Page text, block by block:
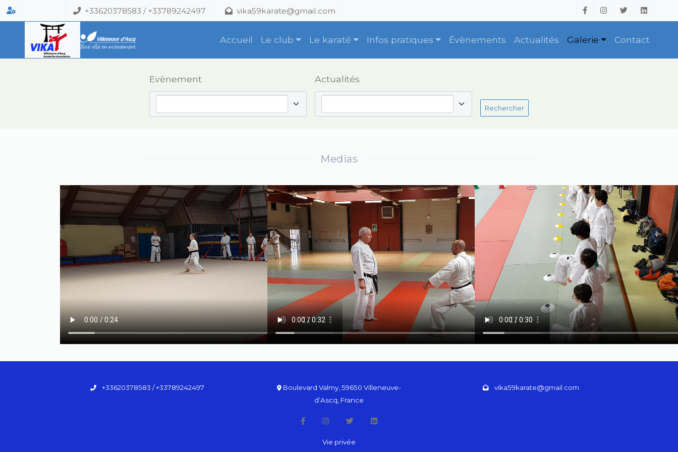
+33620378583 / +33789242497 vika59karate@gmail.com
Accueil Le club Le karaté Infos pratiques Évènements Actualités Galerie Contact
Evènement Actualités
Rechercher
Medias
+33620378583 / +33789242497
Boulevard Valmy, 59650 Villeneuve-
d’Ascq, France
vika59karate@gmail.com
Vie privée